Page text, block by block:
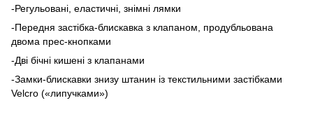
-Регульовані, еластичні, знімні лямки
-Передня застібка-блискавка з клапаном, продубльована
двома прес-кнопками
-Дві бічні кишені з клапанами
-Замки-блискавки знизу штанин із текстильними застібками
Velcro («липучками»)